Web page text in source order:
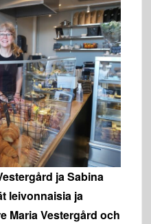
ja Sabina
leivonnaisia ja
Maria Vestergård och